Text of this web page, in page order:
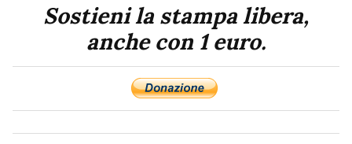
Sostieni la stampa libera,
anche con 1 euro.